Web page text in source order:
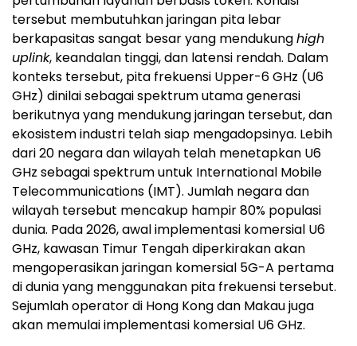
tersebut membutuhkan jaringan pita lebar
berkapasitas sangat besar yang mendukunghigh
uplink, keandalan tinggi, dan latensi rendah. Dalam
konteks tersebut, pita frekuensi Upper-6 GHz (U6
GHz) dinilai sebagai spektrum utama generasi
berikutnya yang mendukung jaringan tersebut, dan
ekosistem industri telah siap mengadopsinya. Lebih
dari 20 negara dan wilayah telah menetapkan U6
GHz sebagai spektrum untuk International Mobile
Telecommunications (IMT). Jumlah negara dan
wilayah tersebut mencakup hampir 80% populasi
dunia. Pada 2026, awal implementasi komersial U6
GHz, kawasan Timur Tengah diperkirakan akan
mengoperasikan jaringan komersial 5G-A pertama
di dunia yang menggunakan pita frekuensi tersebut.
Sejumlah operator di Hong Kong dan Makau juga
akan memulai implementasi komersial U6 GHz.